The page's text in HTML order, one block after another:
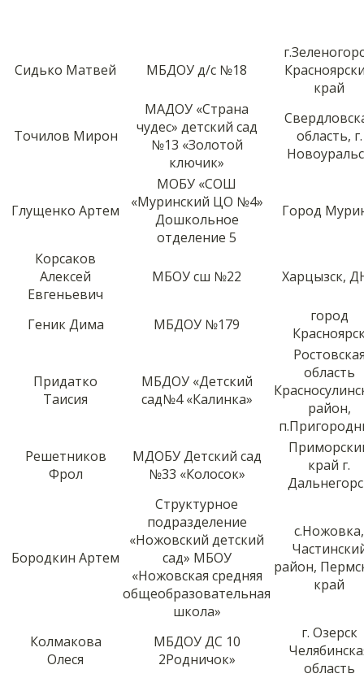
Сидько Матвей МБДОУ д/с №18
край
Точилов Мирон
МАДОУ «Страна
чудес» детский сад
№13 «Золотой
ключик»
область, г.
Глущенко Артем
МОБУ «СОШ
«Муринский ЦО №4»
Дошкольное
отделение 5
Город
Корсаков
Алексей
Евгеньевич
МБОУ сш №22 Харцызск,
Геник Дима МБДОУ №179
город
Придатко
Таисия
МБДОУ «Детский
сад№4 «Калинка»
область
район,
Решетников
Фрол
МДОБУ Детский сад
№33 «Колосок»
край г.
Бородкин Артем
Структурное
подразделение
«Ножовский детский
сад» МБОУ
«Ножовская средняя
общеобразовательная
школа»
с.Ножовка,
район,
край
Колмакова
Олеся
МБДОУ ДС 10
2Родничок»
г. Озерск
область